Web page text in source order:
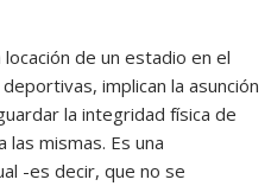
de un estadio en el
implican la asunción
la integridad física de
mismas. Es una
-es decir, que no se